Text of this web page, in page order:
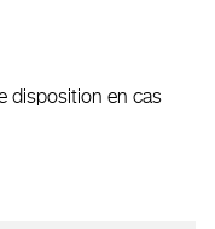
disposition en cas